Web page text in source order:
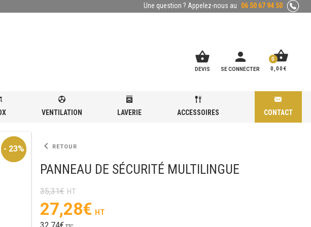
Une question ? Appelez-nous au 06 50 67 94 50
shopping_basket
DEVIS
person
SE CONNECTER
shopping_basket
0,00€
0
VENTILATION LAVERIE ACCESSOIRES CONTACT
- 23%
- 23% keyboard_arrow_left RETOUR
PANNEAU DE SÉCURITÉ MULTILINGUE
35,31€
Le
prix
27,28€
Le
32,74€